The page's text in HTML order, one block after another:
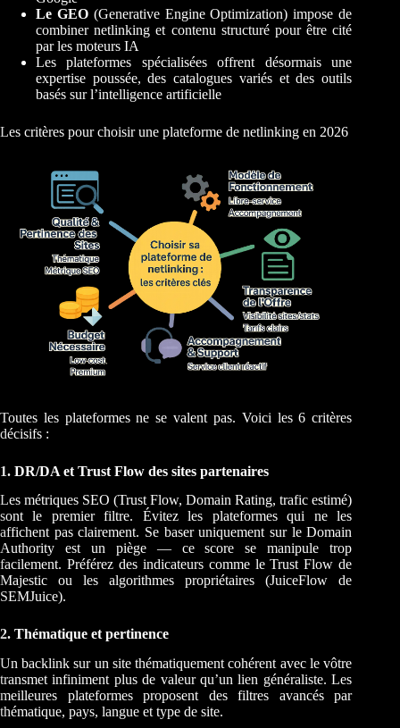
Le GEO(Generative Engine Optimization) impose de
combiner netlinking et contenu structuré pour être cité
par les moteurs IA
Les plateformes spécialisées offrent désormais une
expertise poussée, des catalogues variés et des outils
basés sur l’intelligence artificielle
Les critères pour choisir une plateforme de netlinking en 2026
Toutes les plateformes ne se valent pas. Voici les 6 critères
décisifs :
1. DR/DA et Trust Flow des sites partenaires
Les métriques SEO (Trust Flow, Domain Rating, trafic estimé)
sont le premier filtre. Évitez les plateformes qui ne les
affichent pas clairement. Se baser uniquement sur le Domain
Authority est un piège — ce score se manipule trop
facilement. Préférez des indicateurs comme le Trust Flow de
Majestic ou les algorithmes propriétaires (JuiceFlow de
SEMJuice).
2. Thématique et pertinence
Un backlink sur un site thématiquement cohérent avec le vôtre
transmet infiniment plus de valeur qu’un lien généraliste. Les
meilleures plateformes proposent des filtres avancés par
thématique, pays, langue et type de site.